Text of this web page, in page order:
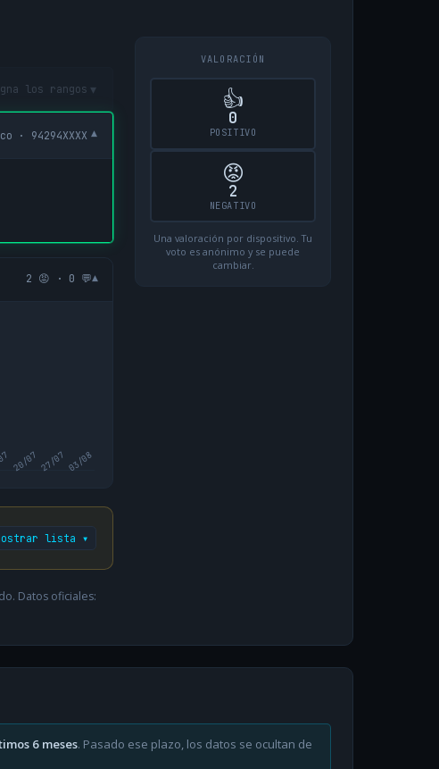
los rangos ▾
· 94294XXXX ▾
2 😡 · 0 💬▾
20/07 27/07 03/08
lista ▾
Datos oficiales:
VALORACIÓN
👍
0
POSITIVO
😡
2
NEGATIVO
Una valoración por dispositivo. Tu
voto es anónimo y se puede
cambiar.
6 meses. Pasado ese plazo, los datos se ocultan de